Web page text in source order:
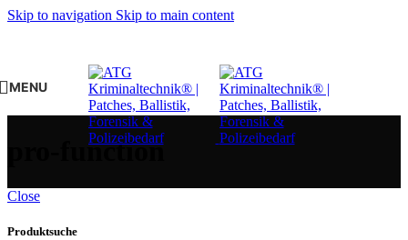
Skip to navigation Skip to main content
MENU
pro-function
Close
Produktsuche